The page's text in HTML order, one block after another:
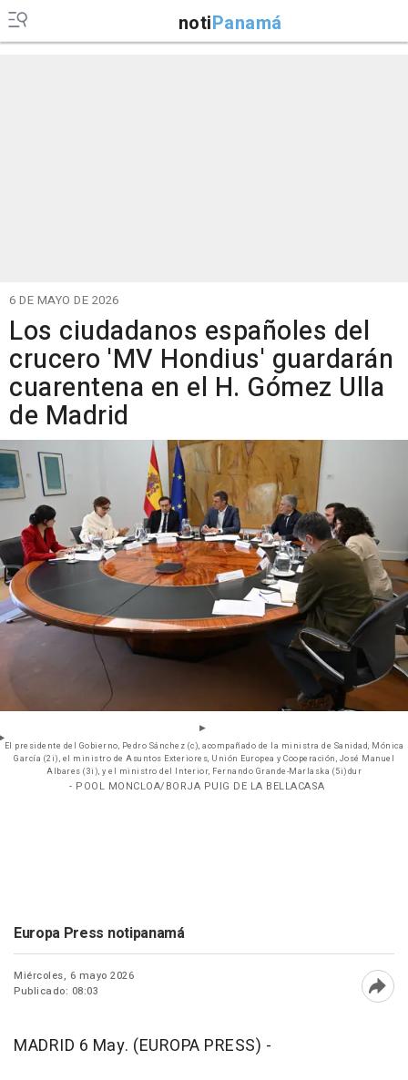
notiPanamá
6 DE MAYO DE 2026
Los ciudadanos españoles del
crucero 'MV Hondius' guardarán
cuarentena en el H. Gómez Ulla
de Madrid
El presidente del Gobierno, Pedro Sánchez (c), acompañado de la ministra de Sanidad, Mónica
García (2i), el ministro de Asuntos Exteriores, Unión Europea y Cooperación, José Manuel
Albares (3i), y el ministro del Interior, Fernando Grande-Marlaska (5i)dur
- POOL MONCLOA/BORJA PUIG DE LA BELLACASA
Europa Press notipanamá
Miércoles, 6 mayo 2026
Publicado: 08:03
MADRID 6 May. (EUROPA PRESS) -